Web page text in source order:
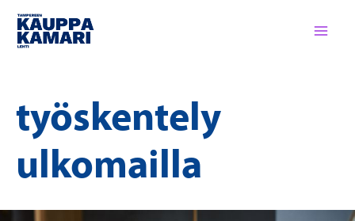
Siirry
sisältöön
työskentely
ulkomailla